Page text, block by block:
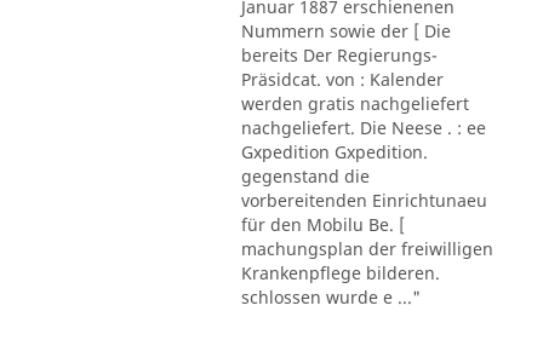
Januar 1887 erschienenen
Nummern sowie der [ Die
bereits Der Regierungs-
Präsidcat. von : Kalender
werden gratis nachgeliefert
nachgeliefert. Die Neese . : ee
Gxpedition Gxpedition.
gegenstand die
vorbereitenden Einrichtunaeu
für den Mobilu Be. [
machungsplan der freiwilligen
Krankenpflege bilderen.
schlossen wurde e ..."